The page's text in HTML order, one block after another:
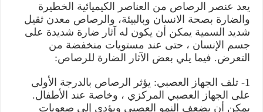
يعد عنصر الرصاص من العناصر الكيميائية الخطيرة
والضارة بصحة الانسان وبالبيئة، والرصاص معدن ثقيل
شديد السمية يمكن أن يكون له آثار ضارة شديدة على
جسم الإنسان ، حتى عند مستويات منخفضة من
التعرض. فيما يلي بعض الآثار الضارة للرصاص:
1- تلف الجهاز العصبي: يؤثر الرصاص بالدرجة الأولى
على الجهاز العصبي المركزي ، وخاصة عند الأطفال.
يمكن أن يضعف النمو العصبي ويؤدي إلى صعوبات